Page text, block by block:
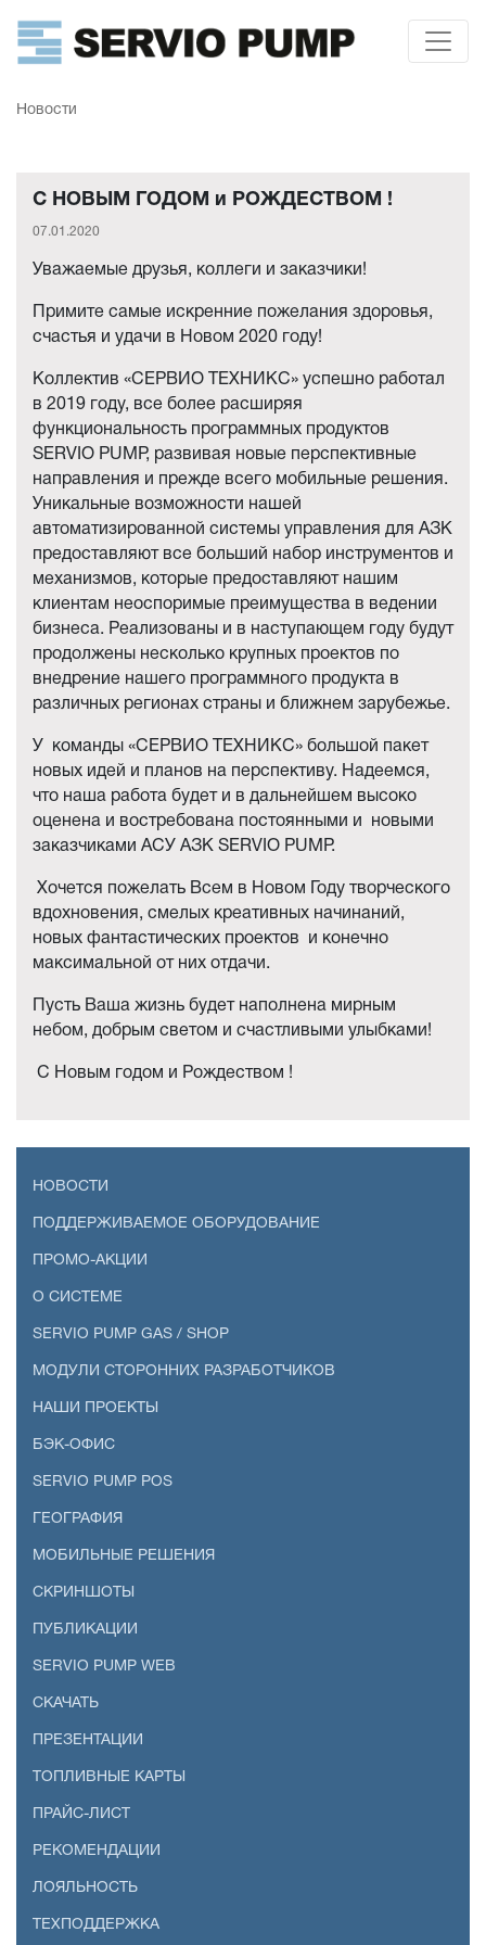
Новости
С НОВЫМ ГОДОМ и РОЖДЕСТВОМ !
07.01.2020
Уважаемые друзья, коллеги и заказчики!
Примите самые искренние пожелания здоровья,
счастья и удачи в Новом 2020 году!
Коллектив «СЕРВИО ТЕХНИКС» успешно работал
в 2019 году, все более расширяя
функциональность программных продуктов
SERVIO PUMP, развивая новые перспективные
направления и прежде всего мобильные решения.
Уникальные возможности нашей
автоматизированной системы управления для АЗК
предоставляют все больший набор инструментов и
механизмов, которые предоставляют нашим
клиентам неоспоримые преимущества в ведении
бизнеса. Реализованы и в наступающем году будут
продолжены несколько крупных проектов по
внедрение нашего программного продукта в
различных регионах страны и ближнем зарубежье.
У команды «СЕРВИО ТЕХНИКС» большой пакет
новых идей и планов на перспективу. Надеемся,
что наша работа будет и в дальнейшем высоко
оценена и востребована постоянными и новыми
заказчиками АСУ АЗК SERVIO PUMP.
Хочется пожелать Всем в Новом Году творческого
вдохновения, смелых креативных начинаний,
новых фантастических проектов и конечно
максимальной от них отдачи.
Пусть Ваша жизнь будет наполнена мирным
небом, добрым светом и счастливыми улыбками!
С Новым годом и Рождеством !
НОВОСТИ
ПОДДЕРЖИВАЕМОЕ ОБОРУДОВАНИЕ
ПРОМО-АКЦИИ
О СИСТЕМЕ
SERVIO PUMP GAS / SHOP
МОДУЛИ СТОРОННИХ РАЗРАБОТЧИКОВ
НАШИ ПРОЕКТЫ
БЭК-ОФИС
SERVIO PUMP POS
ГЕОГРАФИЯ
МОБИЛЬНЫЕ РЕШЕНИЯ
СКРИНШОТЫ
ПУБЛИКАЦИИ
SERVIO PUMP WEB
СКАЧАТЬ
ПРЕЗЕНТАЦИИ
ТОПЛИВНЫЕ КАРТЫ
ПРАЙС-ЛИСТ
РЕКОМЕНДАЦИИ
ЛОЯЛЬНОСТЬ
ТЕХПОДДЕРЖКА